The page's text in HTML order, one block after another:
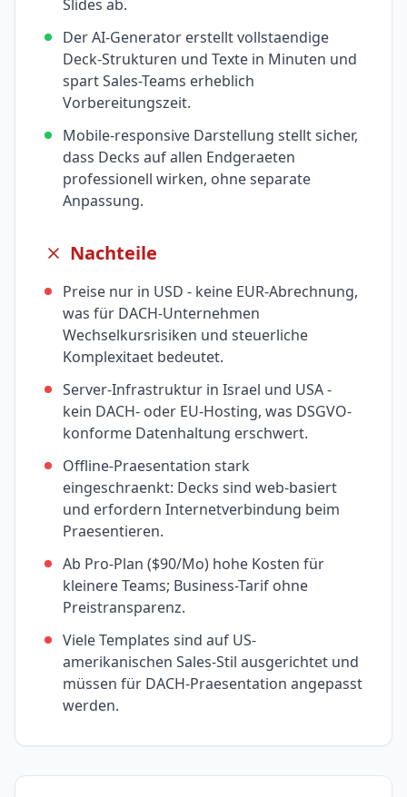
Slides ab.
Der AI-Generator erstellt vollstaendige
Deck-Strukturen und Texte in Minuten und
spart Sales-Teams erheblich
Vorbereitungszeit.
Mobile-responsive Darstellung stellt sicher,
dass Decks auf allen Endgeraeten
professionell wirken, ohne separate
Anpassung.
Nachteile
Preise nur in USD - keine EUR-Abrechnung,
was für DACH-Unternehmen
Wechselkursrisiken und steuerliche
Komplexitaet bedeutet.
Server-Infrastruktur in Israel und USA -
kein DACH- oder EU-Hosting, was DSGVO-
konforme Datenhaltung erschwert.
Offline-Praesentation stark
eingeschraenkt: Decks sind web-basiert
und erfordern Internetverbindung beim
Praesentieren.
Ab Pro-Plan ($90/Mo) hohe Kosten für
kleinere Teams; Business-Tarif ohne
Preistransparenz.
Viele Templates sind auf US-
amerikanischen Sales-Stil ausgerichtet und
müssen für DACH-Praesentation angepasst
werden.